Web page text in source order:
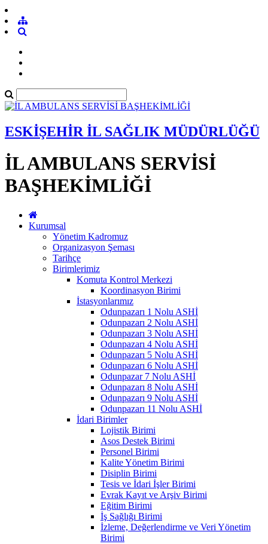
ESKİŞEHİR İL SAĞLIK MÜDÜRLÜĞÜ
İL AMBULANS SERVİSİ
BAŞHEKİMLİĞİ
Kurumsal
Yönetim Kadromuz
Organizasyon Şeması
Tarihçe
Birimlerimiz
Komuta Kontrol Merkezi
Koordinasyon Birimi
İstasyonlarımız
Odunpazarı 1 Nolu ASHİ
Odunpazarı 2 Nolu ASHİ
Odunpazarı 3 Nolu ASHİ
Odunpazarı 4 Nolu ASHİ
Odunpazarı 5 Nolu ASHİ
Odunpazarı 6 Nolu ASHİ
Odunpazar 7 Nolu ASHİ
Odunpazarı 8 Nolu ASHİ
Odunpazarı 9 Nolu ASHİ
Odunpazarı 11 Nolu ASHİ
İdari Birimler
Lojistik Birimi
Asos Destek Birimi
Personel Birimi
Kalite Yönetim Birimi
Disiplin Birimi
Tesis ve İdari İşler Birimi
Evrak Kayıt ve Arşiv Birimi
Eğitim Birimi
İş Sağlığı Birimi
İzleme, Değerlendirme ve Veri Yönetim
Birimi